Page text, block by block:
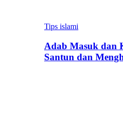
Tips islami
Adab Masuk dan
Santun dan